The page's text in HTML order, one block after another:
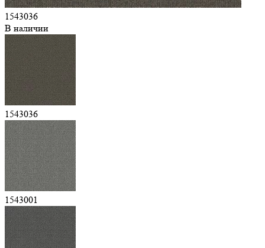
1543036
В наличии
1543036
1543001